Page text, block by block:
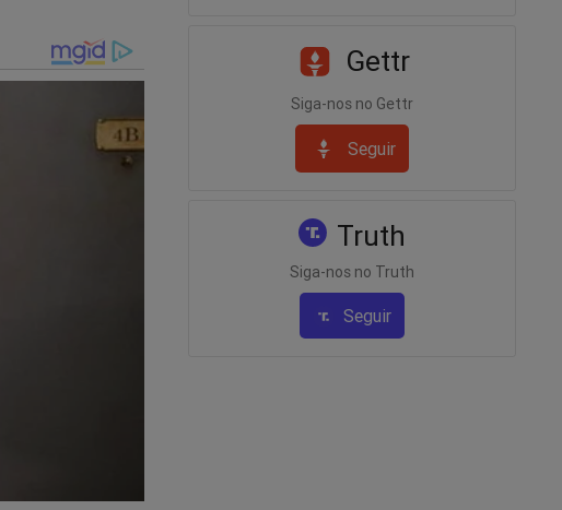
de Lula
atingir o ministro
pelo
e parceiros
exclusivo ao
revelados. Para
Gettr
Siga-nos no Gettr
Seguir
Truth
Siga-nos no Truth
Seguir